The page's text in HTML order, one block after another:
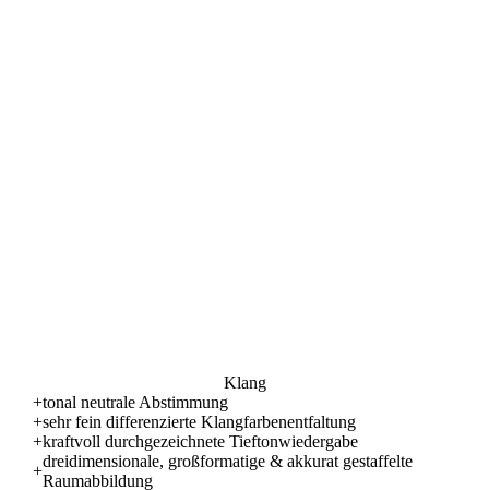
Klang
+tonal neutrale Abstimmung
+sehr fein differenzierte Klangfarbenentfaltung
+kraftvoll durchgezeichnete Tieftonwiedergabe
+
dreidimensionale, großformatige & akkurat gestaffelte
Raumabbildung